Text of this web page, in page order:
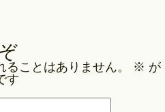
ことはありません。 ※ が
す